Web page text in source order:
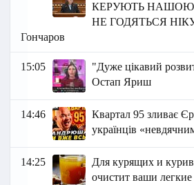
КЕРУЮТЬ
НЕ ГОДЯТЬСЯ
Гончаров
15:05
"Дуже цікавий
Остап Яриш
14:46
Квартал 95 зливає
українців
14:25
Для курящих и
очистит ваши легкие